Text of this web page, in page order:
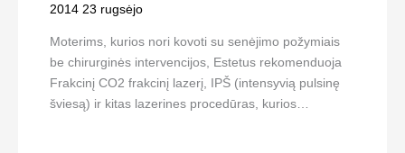
2014 23 rugsėjo
Moterims, kurios nori kovoti su senėjimo požymiais
be chirurginės intervencijos, Estetus rekomenduoja
Frakcinį CO2 frakcinį lazerį, IPŠ (intensyvią pulsinę
šviesą) ir kitas lazerines procedūras, kurios…